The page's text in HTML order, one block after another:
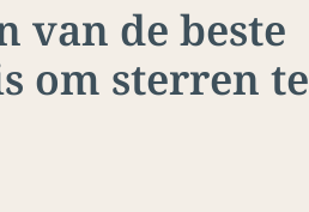
van de beste
om sterren te